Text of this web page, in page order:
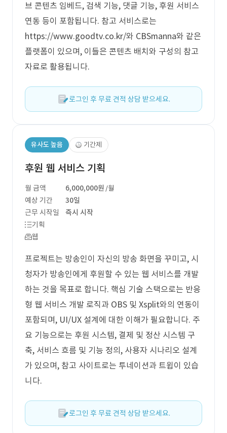
브 콘텐츠 임베드, 검색 기능, 댓글 기능, 후원 서비스
연동 등이 포함됩니다. 참고 서비스로는
https://www.goodtv.co.kr/와 CBSmanna와 같은
플랫폼이 있으며, 이들은 콘텐츠 배치와 구성의 참고
자료로 활용됩니다.
로그인 후 무료 견적 상담 받으세요.
유사도 높음 기간제
후원 웹 서비스 기획
월 금액 6,000,000원 /월
예상 기간
30일
근무 시작일
즉시 시작
기획
웹
프로젝트는 방송인이 자신의 방송 화면을 꾸미고, 시
청자가 방송인에게 후원할 수 있는 웹 서비스를 개발
하는 것을 목표로 합니다. 핵심 기술 스택으로는 반응
형 웹 서비스 개발 로직과 OBS 및 Xsplit와의 연동이
포함되며, UI/UX 설계에 대한 이해가 필요합니다. 주
요 기능으로는 후원 시스템, 결제 및 정산 시스템 구
축, 서비스 흐름 및 기능 정의, 사용자 시나리오 설계
가 있으며, 참고 사이트로는 투네이션과 트윕이 있습
니다.
로그인 후 무료 견적 상담 받으세요.